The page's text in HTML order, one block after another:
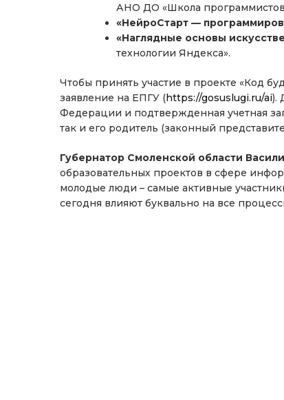
АНО ДО «Школа
«НейроСтарт —
«Наглядные основы
технологии Яндекса».
Чтобы принять участие в проекте «Код
заявление на ЕПГУ (https://gosuslugi.ru/ai).
Федерации и подтвержденная учетная
так и его родитель (законный
Губернатор Смоленской области
образовательных проектов в сфере
молодые люди – самые активные
сегодня влияют буквально на все